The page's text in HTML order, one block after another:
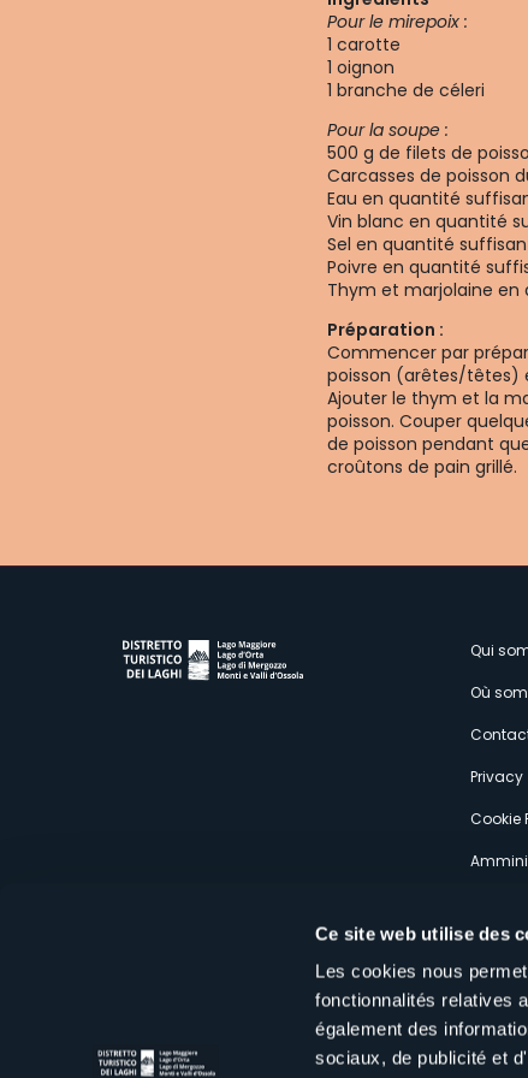
Ce site web utilise des
Les cookies nous
fonctionnalités relatives
également des
sociaux, de publicité et
Pour le mirepoix :
1 carotte
1 oignon
1 branche de céleri
Pour la soupe :
500 g de filets de
Carcasses de poisson
Eau en quantité
Vin blanc en quantité
Sel en quantité
Poivre en quantité
Thym et marjolaine
Préparation :
Commencer par
poisson (arêtes/têtes)
Ajouter le thym et la
poisson. Couper
de poisson pendant
croûtons de pain grillé.
Qui
Où
Privacy
Cookie
Distretto Turistico dei Laghi Scrl